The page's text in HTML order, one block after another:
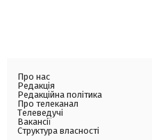
Про нас
Редакція
Редакційна політика
Про телеканал
Телеведучі
Вакансії
Структура власності